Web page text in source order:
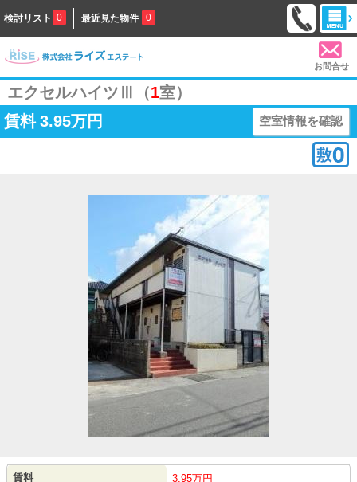
検討リスト 0 最近見た物件 0
お問合せ
エクセルハイツⅢ（1室）
賃料 3.95万円 空室情報を確認
賃料 3.95万円